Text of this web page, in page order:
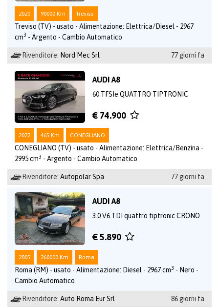
2020 90000 Km Treviso
Treviso (TV) - usato - Alimentazione: Elettrica/Diesel - 2967
cm3 - Argento - Cambio Automatico
Rivenditore: Nord Mec Srl 77 giorni fa
AUDI A8
60 TFSIe QUATTRO TIPTRONIC
€ 74.900
2022 465 Km CONEGLIANO
CONEGLIANO (TV) - usato - Alimentazione: Elettrica/Benzina -
2995 cm3 - Argento - Cambio Automatico
Rivenditore: Autopolar Spa 77 giorni fa
AUDI A8
3.0 V6 TDI quattro tiptronic CRONO
€ 5.890
2005 260000 Km Roma
Roma (RM) - usato - Alimentazione: Diesel - 2967 cm3 - Nero -
Cambio Automatico
Rivenditore: Auto Roma Eur Srl 86 giorni fa